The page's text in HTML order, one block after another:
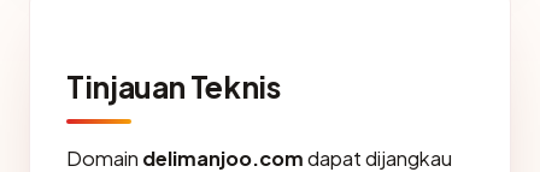
Tinjauan Teknis
Domain delimanjoo.comdapat dijangkau